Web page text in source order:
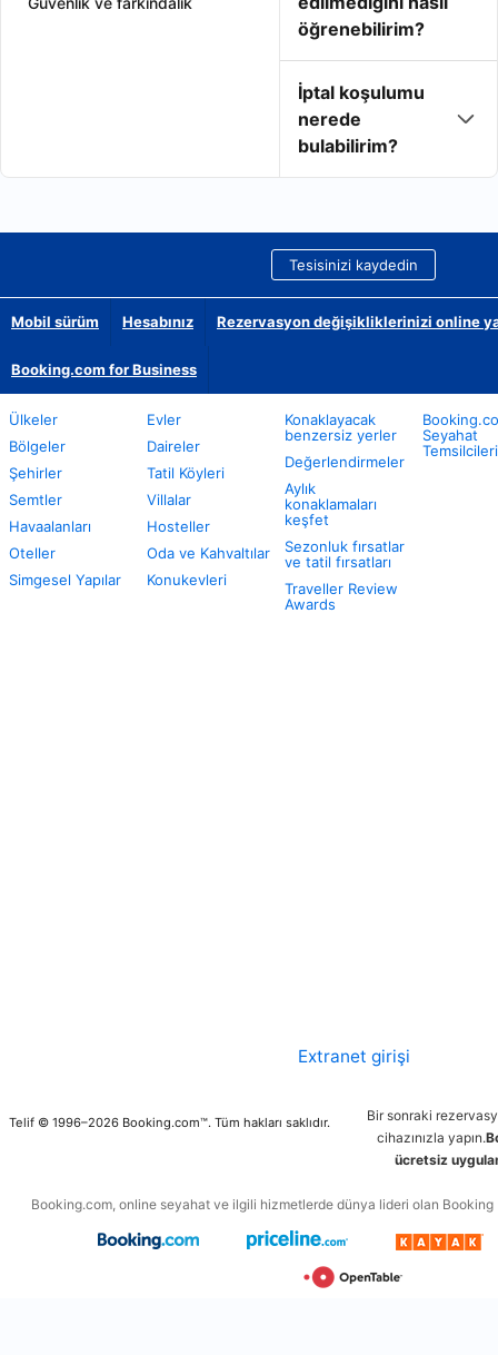
öğrenebilirim?
İptal koşulumu
nerede
bulabilirim?
Tesisinizi kaydedin
Mobil sürüm Hesabınız Rezervasyon değişikliklerinizi online
Booking.com for Business
Ülkeler
Bölgeler
Şehirler
Semtler
Havaalanları
Oteller
Simgesel Yapılar
Evler
Daireler
Tatil Köyleri
Villalar
Hosteller
Oda ve Kahvaltılar
Konukevleri
Konaklayacak
benzersiz yerler
Değerlendirmeler
Aylık
konaklamaları
keşfet
Sezonluk fırsatlar
ve tatil fırsatları
Traveller Review
Awards
Seyahat
Temsilcileri
Extranet girişi
Telif © 1996–2026 Booking.com™. Tüm hakları saklıdır.
Bir sonraki
cihazınızla yapın.
ücretsiz
Booking.com, online seyahat ve ilgili hizmetlerde dünya lideri olan Booking